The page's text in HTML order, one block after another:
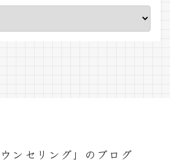
ウンセリング」のブログ